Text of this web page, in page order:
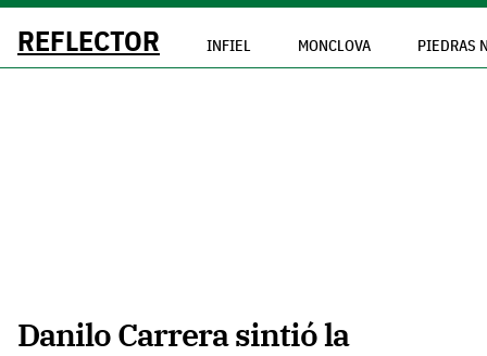
REFLECTOR INFIEL MONCLOVA PIEDRAS
Danilo Carrera sintió la